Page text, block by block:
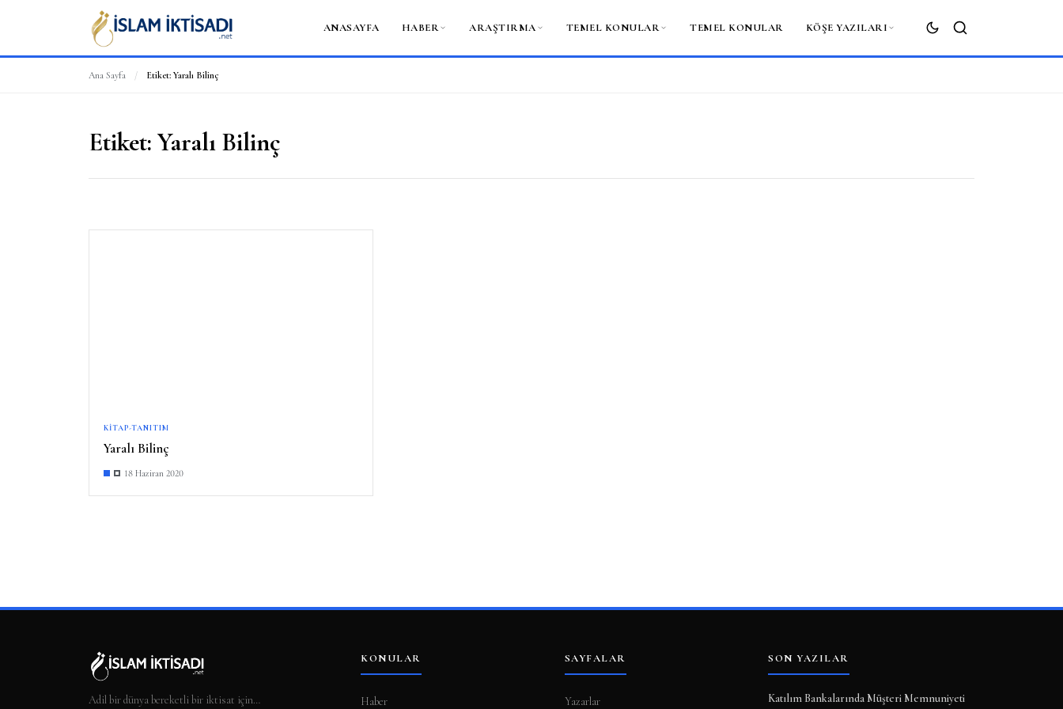
ANASAYFA HABER ARAŞTIRMA TEMEL KONULAR TEMEL KONULAR KÖŞE YAZILARI
ARA
Ana Sayfa / Etiket: Yaralı Bilinç
Etiket: Yaralı Bilinç
KITAP-TANITIM
Yaralı Bilinç
18 Haziran 2020
Adil bir dünya bereketli bir iktisat için…
KONULAR
Haber
SAYFALAR
Yazarlar
SON YAZILAR
Katılım Bankalarında Müşteri Memnuniyeti